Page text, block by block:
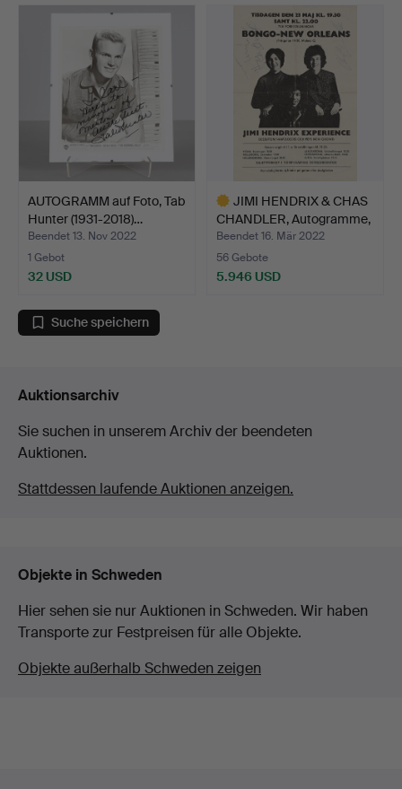
AUTOGRAMM auf Foto, Tab
Hunter (1931-2018)…
Beendet 13. Nov 2022
1 Gebot
32 USD
JIMI HENDRIX & CHAS
CHANDLER, Autogramme,
…
Beendet 16. Mär 2022
56 Gebote
5.946 USD
Suche speichern
Auktionsarchiv
Sie suchen in unserem Archiv der beendeten
Auktionen.
Stattdessen laufende Auktionen anzeigen.
Objekte in Schweden
Hier sehen sie nur Auktionen in Schweden. Wir haben
Transporte zur Festpreisen für alle Objekte.
Objekte außerhalb Schweden zeigen